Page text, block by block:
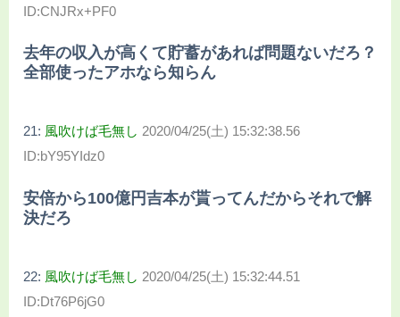
ID:CNJRx+PF0
去年の収入が高くて貯蓄があれば問題ないだろ？
全部使ったアホなら知らん
21: 風吹けば毛無し 2020/04/25(土) 15:32:38.56
ID:bY95YIdz0
安倍から100億円吉本が貰ってんだからそれで解
決だろ
22: 風吹けば毛無し 2020/04/25(土) 15:32:44.51
ID:Dt76P6jG0